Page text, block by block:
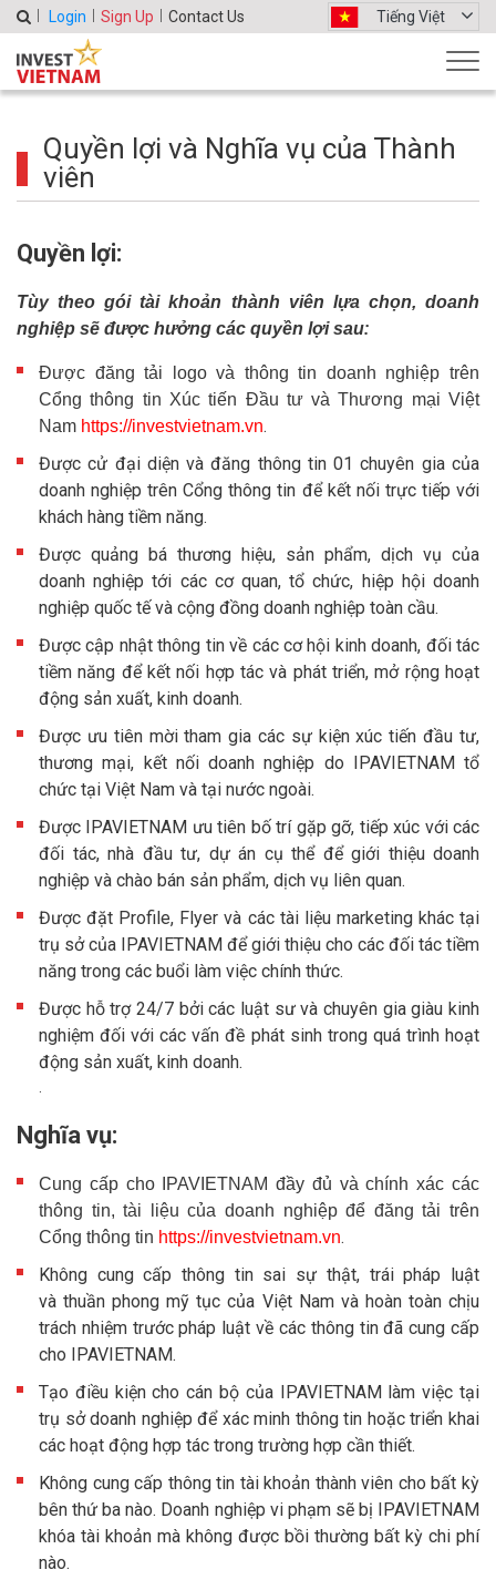
Login Sign Up Contact Us Tiếng Việt
Quyền lợi và Nghĩa vụ của Thành
viên
Quyền lợi:
Tùy theo gói tài khoản thành viên lựa chọn, doanh
nghiệp sẽ được hưởng các quyền lợi sau:
Được đăng tải logo và thông tin doanh nghiệp trên
Cổng thông tin Xúc tiến Đầu tư và Thương mại Việt
Nam https://investvietnam.vn.
Được cử đại diện và đăng thông tin 01 chuyên gia của
doanh nghiệp trên Cổng thông tin để kết nối trực tiếp với
khách hàng tiềm năng.
Được quảng bá thương hiệu, sản phẩm, dịch vụ của
doanh nghiệp tới các cơ quan, tổ chức, hiệp hội doanh
nghiệp quốc tế và cộng đồng doanh nghiệp toàn cầu.
Được cập nhật thông tin về các cơ hội kinh doanh, đối tác
tiềm năng để kết nối hợp tác và phát triển, mở rộng hoạt
động sản xuất, kinh doanh.
Được ưu tiên mời tham gia các sự kiện xúc tiến đầu tư,
thương mại, kết nối doanh nghiệp do IPAVIETNAM tổ
chức tại Việt Nam và tại nước ngoài.
Được IPAVIETNAM ưu tiên bố trí gặp gỡ, tiếp xúc với các
đối tác, nhà đầu tư, dự án cụ thể để giới thiệu doanh
nghiệp và chào bán sản phẩm, dịch vụ liên quan.
Được đặt Profile, Flyer và các tài liệu marketing khác tại
trụ sở của IPAVIETNAM để giới thiệu cho các đối tác tiềm
năng trong các buổi làm việc chính thức.
Được hỗ trợ 24/7 bởi các luật sư và chuyên gia giàu kinh
nghiệm đối với các vấn đề phát sinh trong quá trình hoạt
động sản xuất, kinh doanh.
Nghĩa vụ:
Cung cấp cho IPAVIETNAM đầy đủ và chính xác các
thông tin, tài liệu của doanh nghiệp để đăng tải trên
Cổng thông tin https://investvietnam.vn.
Không cung cấp thông tin sai sự thật, trái pháp luật
và thuần phong mỹ tục của Việt Nam và hoàn toàn chịu
trách nhiệm trước pháp luật về các thông tin đã cung cấp
cho IPAVIETNAM.
Tạo điều kiện cho cán bộ của IPAVIETNAM làm việc tại
trụ sở doanh nghiệp để xác minh thông tin hoặc triển khai
các hoạt động hợp tác trong trường hợp cần thiết.
Không cung cấp thông tin tài khoản thành viên cho bất kỳ
bên thứ ba nào. Doanh nghiệp vi phạm sẽ bị IPAVIETNAM
khóa tài khoản mà không được bồi thường bất kỳ chi phí
nào.